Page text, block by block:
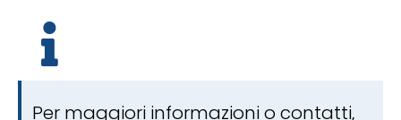
Per maggiori informazioni o contatti,